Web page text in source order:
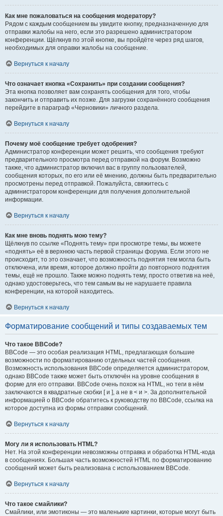
Как мне пожаловаться на сообщения модератору?
Рядом с каждым сообщением вы увидите кнопку, предназначенную для
отправки жалобы на него, если это разрешено администратором
конференции. Щёлкнув по этой кнопке, вы пройдёте через ряд шагов,
необходимых для оправки жалобы на сообщение.
Вернуться к началу
Что означает кнопка «Сохранить» при создании сообщения?
Эта кнопка позволяет вам сохранять сообщения для того, чтобы
закончить и отправить их позже. Для загрузки сохранённого сообщения
перейдите в параграф «Черновики» личного раздела.
Вернуться к началу
Почему моё сообщение требует одобрения?
Администратор конференции может решить, что сообщения требуют
предварительного просмотра перед отправкой на форум. Возможно
также, что администратор включил вас в группу пользователей,
сообщения которых, по его или её мнению, должны быть предварительно
просмотрены перед отправкой. Пожалуйста, свяжитесь с
администратором конференции для получения дополнительной
информации.
Вернуться к началу
Как мне вновь поднять мою тему?
Щёлкнув по ссылке «Поднять тему» при просмотре темы, вы можете
«поднять» её в верхнюю часть первой страницы форума. Если этого не
происходит, то это означает, что возможность поднятия тем могла быть
отключена, или время, которое должно пройти до повторного поднятия
темы, ещё не прошло. Также можно поднять тему, просто ответив на неё,
однако удостоверьтесь, что тем самым вы не нарушаете правила
конференции, на которой находитесь.
Вернуться к началу
Форматирование сообщений и типы создаваемых тем
Что такое BBCode?
BBCode — это особая реализация HTML, предлагающая большие
возможности по форматированию отдельных частей сообщения.
Возможность использования BBCode определяется администратором,
однако BBCode также может быть отключён на уровне сообщения в
форме для его отправки. BBCode очень похож на HTML, но теги в нём
заключаются в квадратные скобки [ и ], а не в < и >. За дополнительной
информацией о BBCode обратитесь к руководству по BBCode, ссылка на
которое доступна из формы отправки сообщений.
Вернуться к началу
Могу ли я использовать HTML?
Нет. На этой конференции невозможны отправка и обработка HTML-кода
в сообщениях. Большая часть возможностей HTML по форматированию
сообщений может быть реализована с использованием BBCode.
Вернуться к началу
Что такое смайлики?
Смайлики, или эмотиконы — это маленькие картинки, которые могут быть